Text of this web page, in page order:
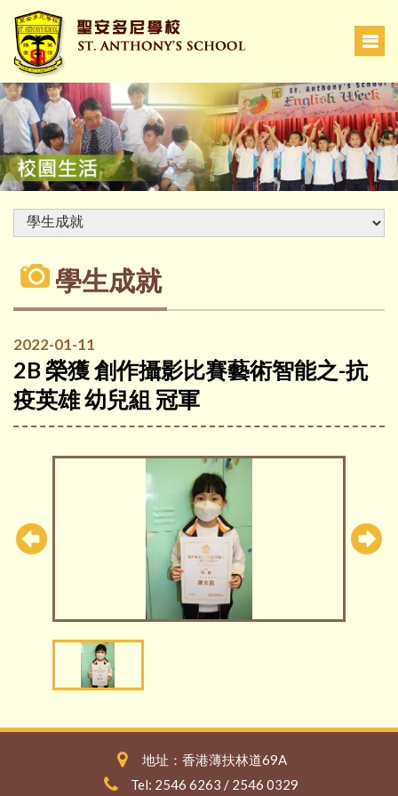
學生成就
2022-01-11
2B 榮獲 創作攝影比賽藝術智能之-抗
疫英雄 幼兒組 冠軍
地址：香港薄扶林道69A
Tel: 2546 6263 / 2546 0329